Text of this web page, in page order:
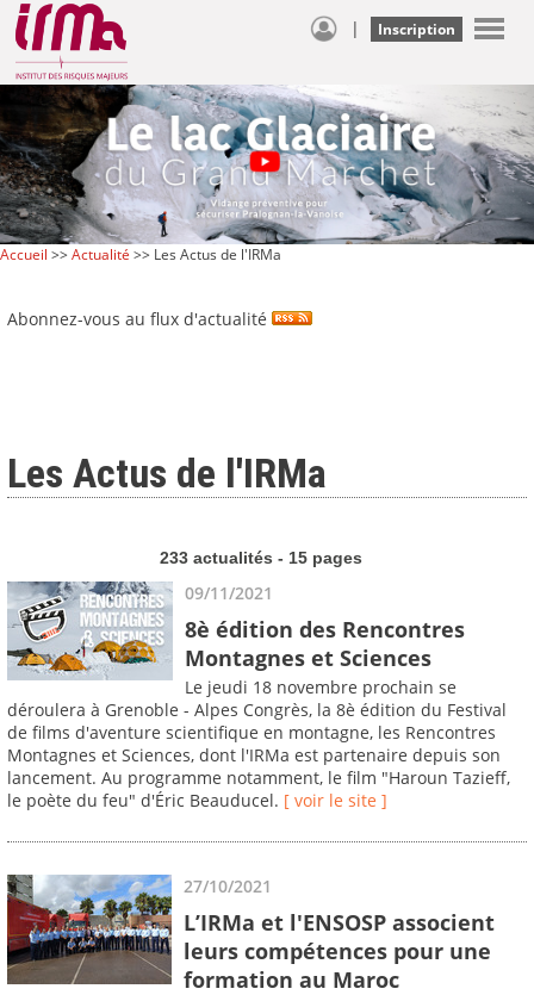
| Inscription
Accueil >>Actualité >> Les Actus de l'IRMa
Abonnez-vous au flux d'actualité
Les Actus de l'IRMa
233 actualités - 15 pages
09/11/2021
8è édition des Rencontres
Montagnes et Sciences
Le jeudi 18 novembre prochain se
déroulera à Grenoble - Alpes Congrès, la 8è édition du Festival
de films d'aventure scientifique en montagne, les Rencontres
Montagnes et Sciences, dont l'IRMa est partenaire depuis son
lancement. Au programme notamment, le film "Haroun Tazieff,
le poète du feu" d'Éric Beauducel. [ voir le site ]
27/10/2021
L’IRMa et l'ENSOSP associent
leurs compétences pour une
formation au Maroc